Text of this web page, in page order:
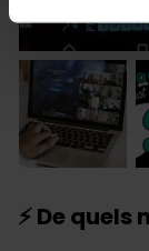
⚡ De